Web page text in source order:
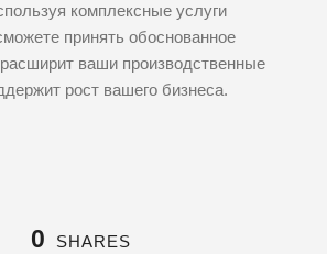
комплексные услуги
принять обоснованное
ваши производственные
рост вашего бизнеса.
0 SHARES